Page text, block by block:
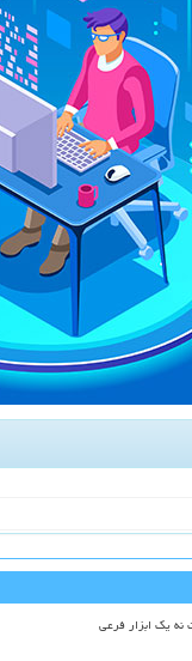
نه یک ابزار فرعی